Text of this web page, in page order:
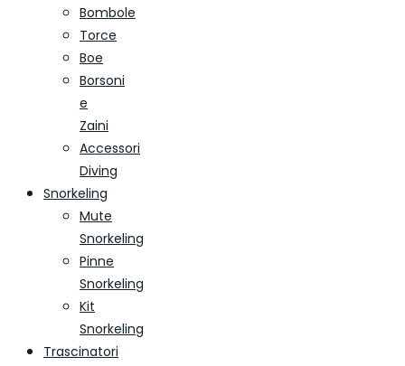
Bombole
Torce
Boe
Borsoni
e
Zaini
Accessori
Diving
Snorkeling
Mute
Snorkeling
Pinne
Snorkeling
Kit
Snorkeling
Trascinatori